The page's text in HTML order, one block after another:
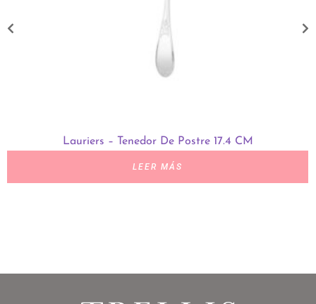
Lauriers – Tenedor De Postre 17.4 CM
LEER MÁS